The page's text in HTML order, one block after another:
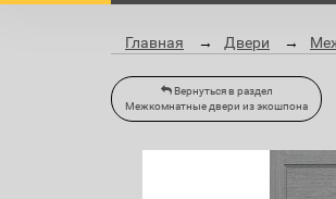
Главная Двери
Вернуться в раздел
Межкомнатные двери из экошпона